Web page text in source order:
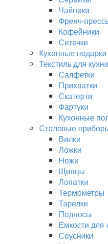
Чайники
Френч-
Кофейники
Ситечки
Кухонные подарки
Текстиль для кухни
Салфетки
Прихватки
Скатерти
Фартуки
Кухонные
Столовые
Вилки
Ложки
Ножи
Щипцы
Лопатки
Термометры
Тарелки
Подносы
Емкости для
Соусники